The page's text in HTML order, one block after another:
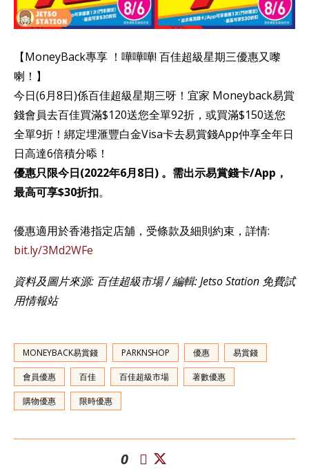
【MoneyBack專享 ！嘩嘩嘩! 百佳超級星期三優惠又嚟
喇！】
今日(6月8日)係百佳超級星期三呀！宜家 Moneyback易賞
錢會員去百佳買滿$120送您全單92折，或買滿$150送您
全單9折！綁定埋滙豐白金Visa卡去易賞錢App仲享全年日
日高達6倍積分㖭！
優惠只限今日(2022年6月8日) 。需出示易賞錢卡/App，
最高可享$30折扣。
優惠適用於香港指定店舖，受條款及細則約束，詳情:
bit.ly/3Md2WFe
資料及圖片來源: 百佳超級市場 / 編輯: Jetso Station 免費試
用情報站
MONEYBACK易賞錢 PARKNSHOP 優惠 易賞錢
會員優惠 百佳 百佳超級市場 著數優惠
購物優惠 限時優惠
0